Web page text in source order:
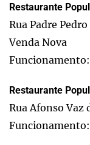
Restaurante
Rua Padre
Venda Nova
Funcionamento:
Restaurante
Rua Afonso Vaz